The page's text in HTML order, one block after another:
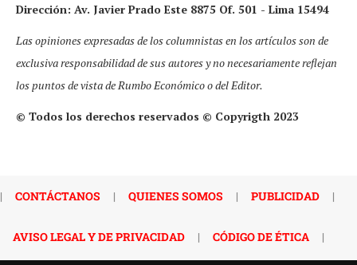
Dirección: Av. Javier Prado Este 8875 Of. 501 - Lima 15494
Las opiniones expresadas de los columnistas en los artículos son de
exclusiva responsabilidad de sus autores y no necesariamente reflejan
los puntos de vista de Rumbo Económico o del Editor.
© Todos los derechos reservados © Copyrigth 2023
| CONTÁCTANOS | QUIENES SOMOS | PUBLICIDAD |
AVISO LEGAL Y DE PRIVACIDAD | CÓDIGO DE ÉTICA |